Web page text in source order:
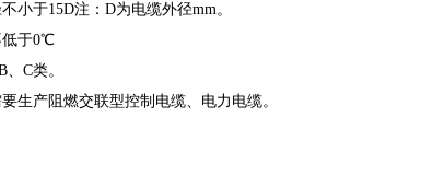
小于15D注：D为电缆外径mm。
低于0℃
C类。
生产阻燃交联型控制电缆、电力电缆。